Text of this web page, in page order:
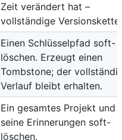
Zeit verändert hat –
vollständige Versionskette.
Einen Schlüsselpfad soft-
löschen. Erzeugt einen
Tombstone; der
Verlauf bleibt erhalten.
Ein gesamtes Projekt und
seine Erinnerungen soft-
löschen.